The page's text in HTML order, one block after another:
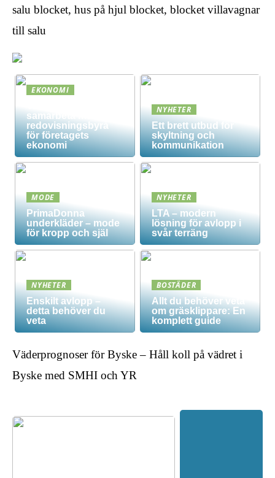
salu blocket, hus på hjul blocket, blocket villavagnar
till salu
EKONOMI
samarbeta med en
redovisningsbyrå
för företagets
ekonomi
NYHETER
Ett brett utbud för
skyltning och
kommunikation
MODE
PrimaDonna
underkläder – mode
för kropp och själ
NYHETER
LTA – modern
lösning för avlopp i
svår terräng
NYHETER
Enskilt avlopp –
detta behöver du
veta
BOSTÄDER
Allt du behöver veta
om gräsklippare: En
komplett guide
Väderprognoser för Byske – Håll koll på vädret i
Byske med SMHI och YR